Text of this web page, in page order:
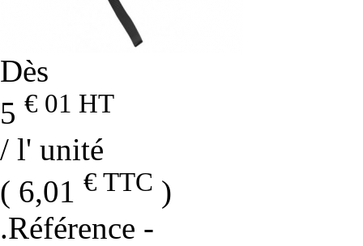
Dès
5 € 01 HT
/ l' unité
( 6,01 € TTC )
.Référence -